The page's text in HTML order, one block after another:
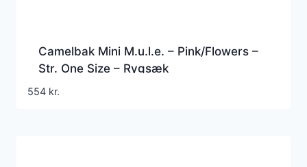
Camelbak Mini M.u.l.e. – Pink/Flowers –
Str. One Size – Rygsæk
554 kr.